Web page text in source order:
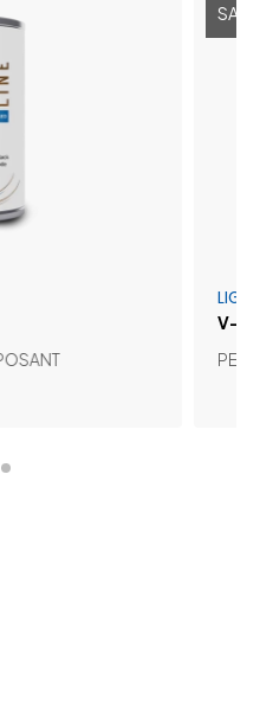
SALE 30%
LIGNE BOIS
V-SHINE
PEINTURE À